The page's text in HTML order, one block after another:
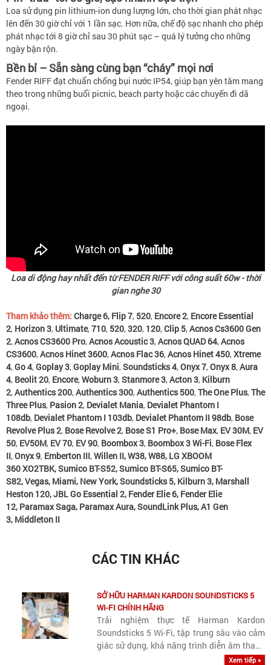
Loa sử dụng pin lithium-ion dung lượng lớn, cho thời gian phát nhạc
lên đến 30 giờ chỉ với 1 lần sạc. Hơn nữa, chế độ sạc nhanh cho phép
phát nhạc tới 8 giờ chỉ sau 30 phút sạc – quá lý tưởng cho những
ngày bận rộn.
Bền bỉ – Sẵn sàng cùng bạn “cháy” mọi nơi
Fender RIFF đạt chuẩn chống bụi nước IP54, giúp bạn yên tâm mang
theo trong những buổi picnic, beach party hoặc các chuyến đi dã
ngoại.
Loa di động hay nhất đến từ FENDER RIFF với công suất 60w - thời
gian nghe 30
Tham khảo thêm: Charge 6, Flip 7, 520, Encore 2, Encore Essential
2, Horizon 3, Ultimate,710, 520,320, 120,Clip 5,Acnos Cs3600 Gen
2,Acnos CS3600 Pro,Acnos Acoustic 3,Acnos QUAD 64,Acnos
CS3600,Acnos Hinet 3600,Acnos Flac 36,Acnos Hinet 450,Xtreme
4,Go 4,Goplay 3,Goplay Mini,Soundsticks 4,Onyx 7,Onyx 8,Aura
4, Beolit 20, Encore,Woburn 3,Stanmore 3,Acton 3, Kilburn
2,Authentics 200,Authentics 300,Authentics 500,The One Plus,The
Three Plus, Pasion 2, Devialet Mania, Devialet Phantom I
108db, Devialet Phantom I 103db, Devialet Phantom II 98db, Bose
Revolve Plus 2, Bose Revolve 2, Bose S1 Pro+, Bose Max, EV 30M, EV
50, EV50M, EV 70, EV 90, Boombox 3, Boombox 3 Wi-Fi, Bose Flex
II,Onyx 9, Emberton III,Willen II,W38,W88, LG XBOOM
360 XO2TBK,Sumico BT-S52,Sumico BT-S65,Sumico BT-
S82,Vegas, Miami, New York,Soundsticks 5, Kilburn 3, Marshall
Heston 120,JBL Go Essential 2, Fender Elie 6, Fender Elie
12, Paramax Saga, Paramax Aura,SoundLink Plus,A1 Gen
3, Middleton II
CÁC TIN KHÁC
SỞ HỮU HARMAN KARDON SOUNDSTICKS 5
WI-FI CHÍNH HÃNG
Trải nghiệm thực tế Harman Kardon
Soundsticks 5 Wi-Fi, tập trung sâu vào cảm
giác sử dụng, khả năng trình diễn âm thanh
và tính tiện dụng trong không gian sống
Xem tiếp »